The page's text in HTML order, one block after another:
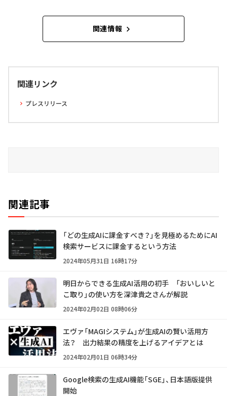
関連情報
関連リンク
プレスリリース
関連記事
「どの生成AIに課金すべき？」を見極めるためにAI
検索サービスに課金するという方法
2024年05月31日 16時17分
明日からできる生成AI活用の初手 「おいしいと
こ取り」の使い方を深津貴之さんが解説
2024年02月02日 08時06分
エヴァ「MAGIシステム」が生成AIの賢い活用方
法？ 出力結果の精度を上げるアイデアとは
2024年02月01日 06時34分
Google検索の生成AI機能「SGE」、日本語版提供
開始